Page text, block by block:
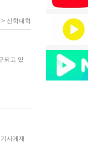
신학대학
되고 있
사게재